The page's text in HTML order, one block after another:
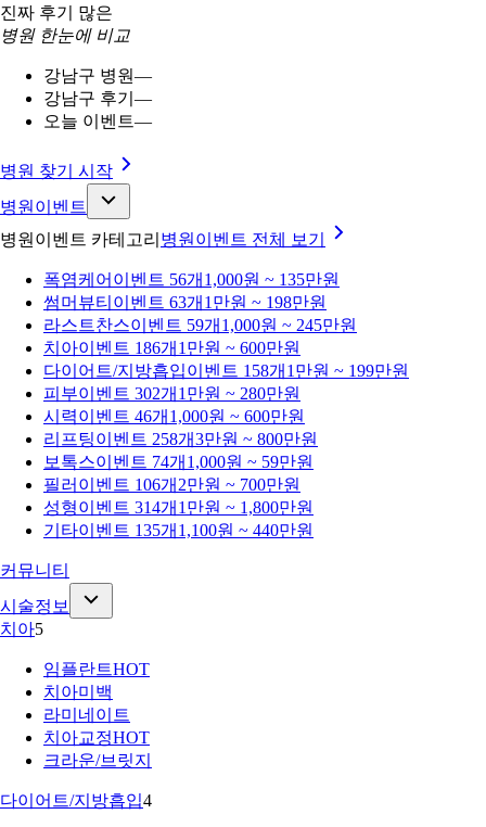
진짜 후기 많은
병원 한눈에 비교
강남구 병원—
강남구 후기 —
오늘 이벤트—
병원 찾기 시작
병원이벤트
병원이벤트 카테고리 병원이벤트 전체 보기
폭염케어 이벤트 56개 1,000원 ~ 135만원
썸머뷰티 이벤트 63개 1만원 ~ 198만원
라스트찬스이벤트 59개 1,000원 ~ 245만원
치아이벤트 186개 1만원 ~ 600만원
다이어트/지방흡입이벤트 158개 1만원 ~ 199만원
피부이벤트 302개 1만원 ~ 280만원
시력이벤트 46개 1,000원 ~ 600만원
리프팅이벤트 258개3만원 ~ 800만원
보톡스이벤트 74개 1,000원 ~ 59만원
필러 이벤트 106개 2만원 ~ 700만원
성형이벤트 314개 1만원 ~ 1,800만원
기타이벤트 135개 1,100원 ~ 440만원
커뮤니티
시술정보
치아5
임플란트HOT
치아미백
라미네이트
치아교정HOT
크라운/브릿지
다이어트/지방흡입4